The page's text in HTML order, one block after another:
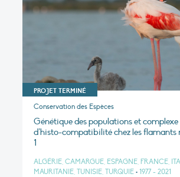
PROJET TERMINÉ
Conservation des Espèces
Génétique des populations et
d’histo-compatibilité chez les flamants
1
ALGÉRIE, CAMARGUE, ESPAGNE, FRANCE,
MAURITANIE, TUNISIE, TURQUIE • 1977 - 2021